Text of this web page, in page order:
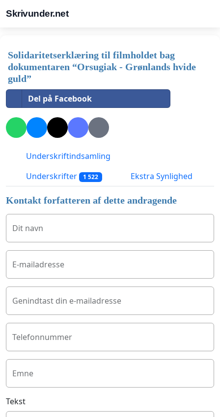
Skrivunder.net
Solidaritetserklæring til filmholdet bag
dokumentaren “Orsugiak - Grønlands hvide
guld”
Del på Facebook
Underskriftindsamling
Underskrifter
1 522 Ekstra Synlighed
Kontakt forfatteren af dette andragende
Dit navn
E-mailadresse
Genindtast din e-mailadresse
Telefonnummer
Emne
Tekst